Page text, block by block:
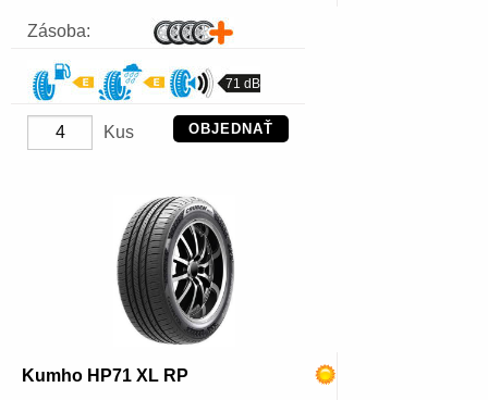
Zásoba:
71 dB
Kus OBJEDNAŤ
Kumho HP71 XL RP